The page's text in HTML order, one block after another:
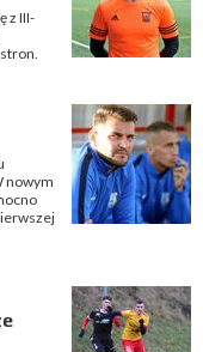
z III-
nowym